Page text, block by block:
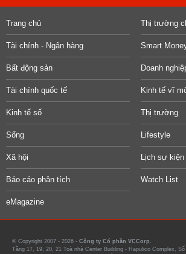
Trang chủ Thị trường
Tài chính - Ngân hàng Smart
Bất động sản Doanh
Tài chính quốc tế Kinh tế vĩ
Kinh tế số Thị trường
Sống Lifestyle
Xã hội Lịch sự kiện
Báo cáo phân tích Watch List
eMagazine
© Copyright 2007 - 2026 - Công ty Cổ phần VCCorp.
Tầng 17, 19, 20, 21 Toà nhà Center Building - Hapulico Complex,